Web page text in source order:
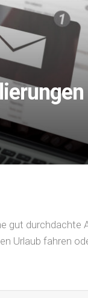
gut durchdachte
Urlaub fahren